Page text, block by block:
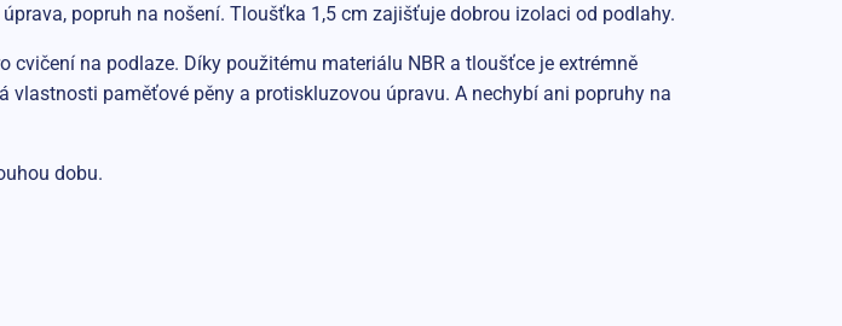
popruh na nošení. Tloušťka 1,5 cm zajišťuje dobrou izolaci od podlahy.
na podlaze. Díky použitému materiálu NBR a tloušťce je extrémně
paměťové pěny a protiskluzovou úpravu. A nechybí ani popruhy na
dobu.